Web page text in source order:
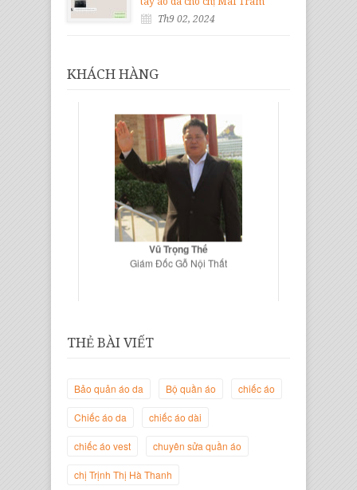
Th9 02, 2024
KHÁCH HÀNG
Vũ Trọng Thế
Giám Đốc Gỗ Nội Thất
Trịnh Thị Hà Thanh
Giám Đốc Thương Hiệu Giày Thời
THẺ BÀI VIẾT
Bảo quản áo da Bộ quần áo chiếc áo
Chiếc áo da chiếc áo dài
chiếc áo vest chuyên sửa quần áo
chị Trịnh Thị Hà Thanh